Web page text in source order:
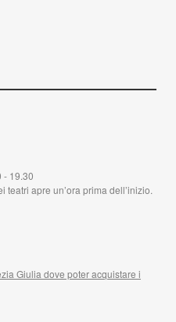
- 19.30
apre un’ora prima dell’inizio.
Giulia dove poter acquistare i